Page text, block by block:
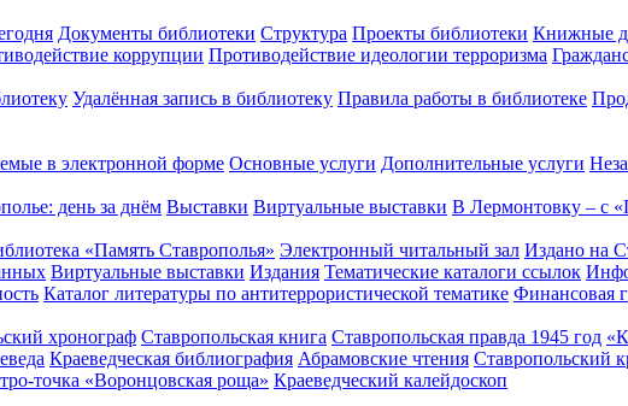
Документы библиотеки Структура Проекты библиотеки Книжные
коррупции Противодействие идеологии терроризма
Удалённая запись в библиотеку Правила работы в библиотеке
в электронной форме Основные услуги Дополнительные услуги
день за днём Выставки Виртуальные выставки В Лермонтовку – с
«Память Ставрополья» Электронный читальный зал Издано на
Виртуальные выставки Издания Тематические каталоги ссылок
Каталог литературы по антитеррористической тематике Финансовая
хронограф Ставропольская книга Ставропольская правда 1945 год
Краеведческая библиография Абрамовские чтения Ставропольский
точка «Воронцовская роща» Краеведческий калейдоскоп